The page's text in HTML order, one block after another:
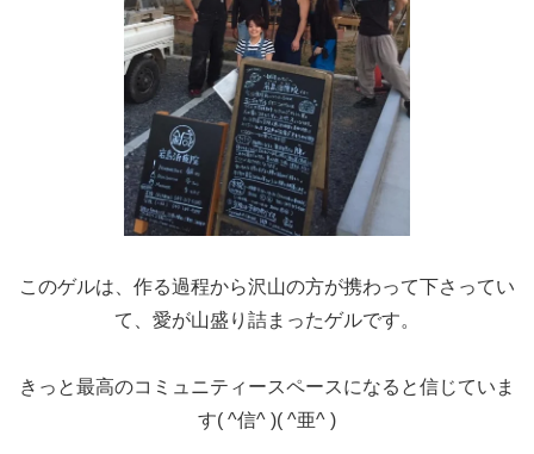
このゲルは、作る過程から沢山の方が携わって下さってい
て、愛が山盛り詰まったゲルです。
きっと最高のコミュニティースペースになると信じていま
す( ^信^ )( ^亜^ )